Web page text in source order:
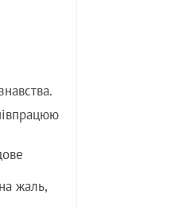
жаль,